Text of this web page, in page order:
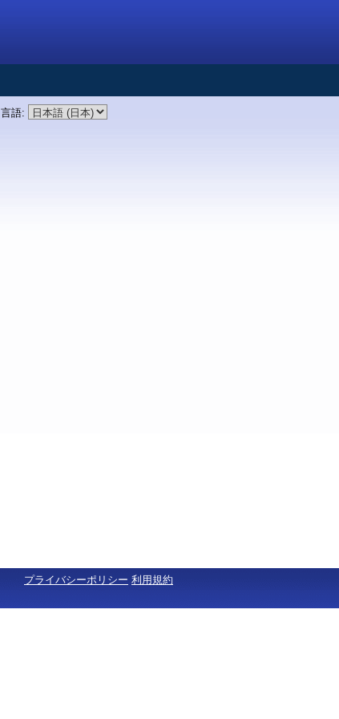
言語:
プライバシーポリシー 利用規約